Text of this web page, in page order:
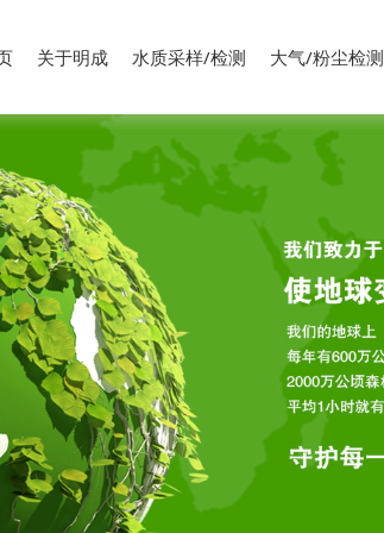
关于明成 水质采样/检测 大气/粉尘检测